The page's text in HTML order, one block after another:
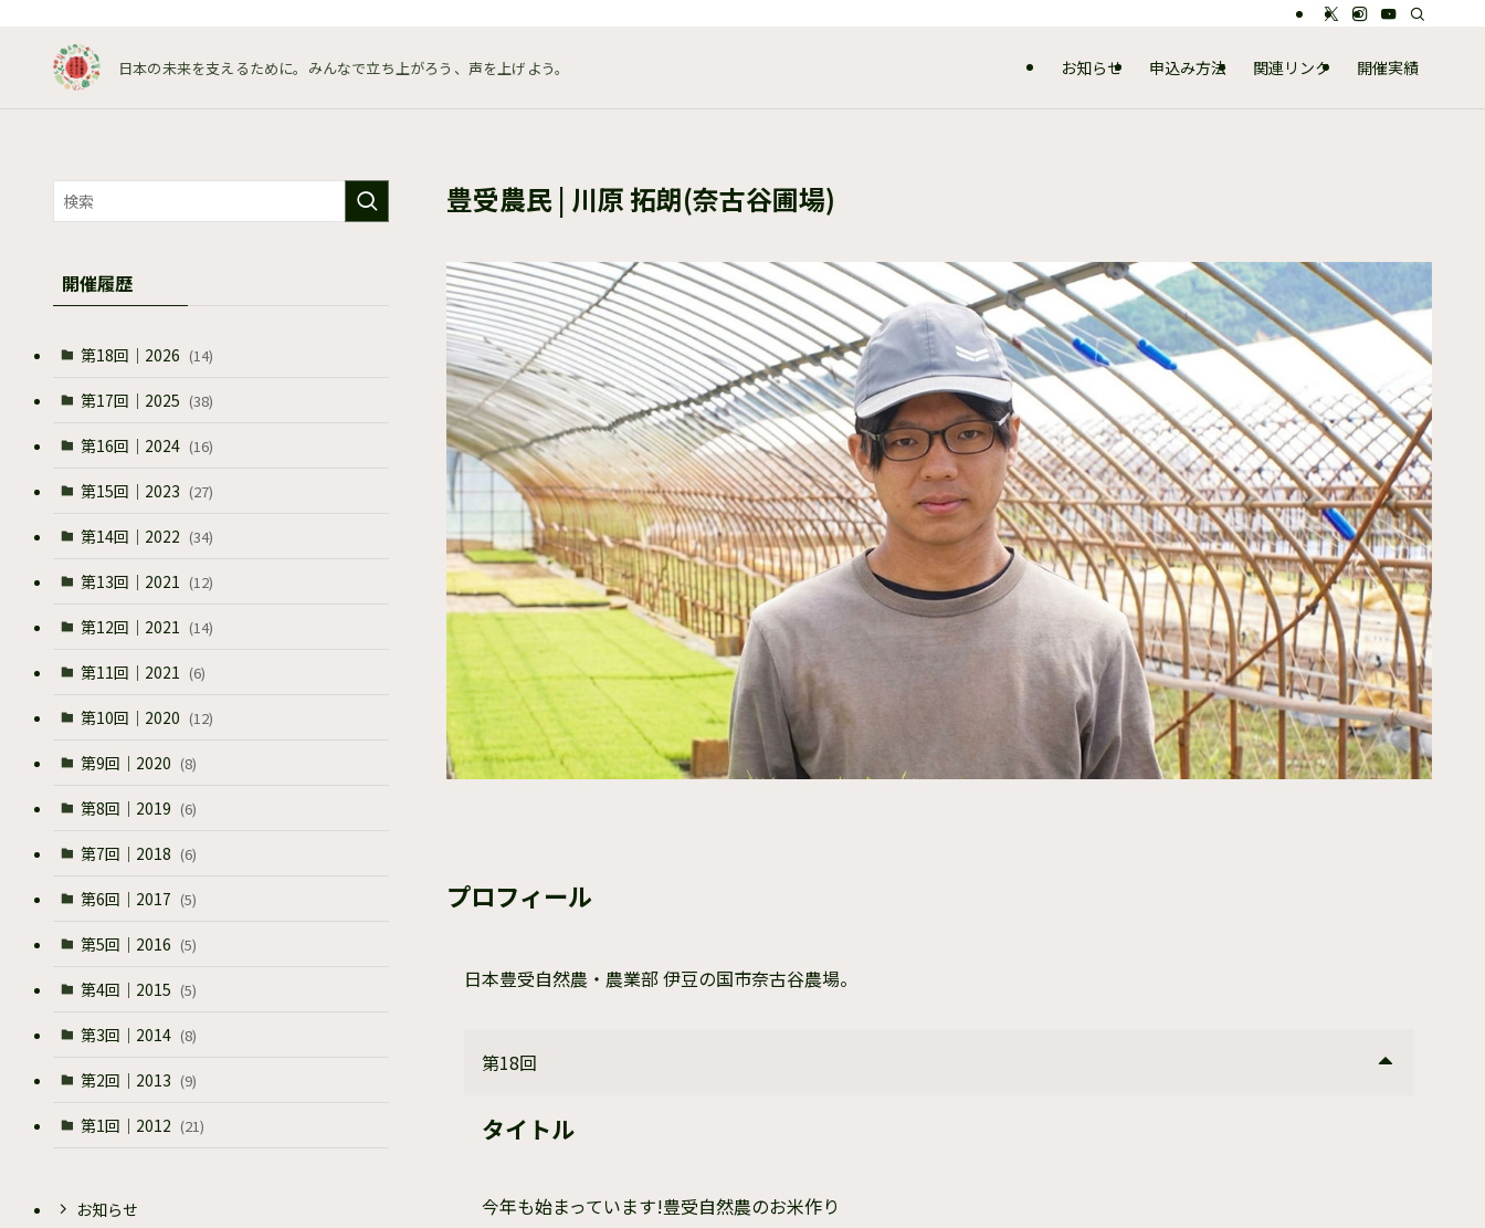
日本の未来を支えるために。みんなで立ち上がろう、声を上げよう。 お知らせ 申込み方法 関連リンク 開催実績
豊受農民 | 川原 拓朗(奈古谷圃場)
プロフィール
日本豊受自然農・農業部 伊豆の国市奈古谷農場。
第18回
タイトル
今年も始まっています!豊受自然農のお米作り
開催履歴
第18回｜2026 (14)
第17回｜2025 (38)
第16回｜2024 (16)
第15回｜2023 (27)
第14回｜2022 (34)
第13回｜2021 (12)
第12回｜2021 (14)
第11回｜2021 (6)
第10回｜2020 (12)
第9回｜2020 (8)
第8回｜2019 (6)
第7回｜2018 (6)
第6回｜2017 (5)
第5回｜2016 (5)
第4回｜2015 (5)
第3回｜2014 (8)
第2回｜2013 (9)
第1回｜2012 (21)
お知らせ